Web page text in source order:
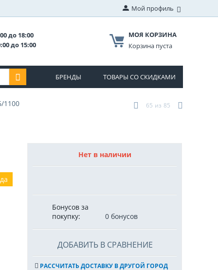
Мой профиль
до 18:00
до 15:00
МОЯ КОРЗИНА
Корзина пуста
БРЕНДЫ ТОВАРЫ СО СКИДКАМИ
1100 65 из 85
Нет в наличии
Бонусов за
покупку:
0 бонусов
ДОБАВИТЬ В СРАВНЕНИЕ
РАССЧИТАТЬ ДОСТАВКУ В ДРУГОЙ ГОРОД